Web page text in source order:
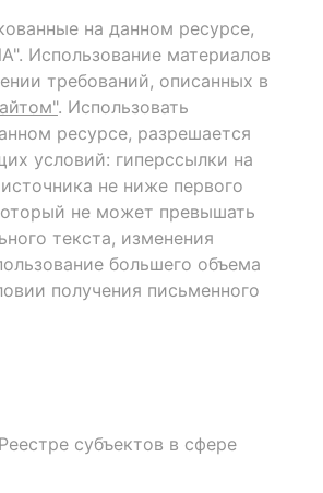
на данном ресурсе,
Использование материалов
требований, описанных в
. Использовать
ресурсе, разрешается
условий: гиперссылки на
не ниже первого
не может превышать
текста, изменения
большего объема
получения письменного
субъектов в сфере